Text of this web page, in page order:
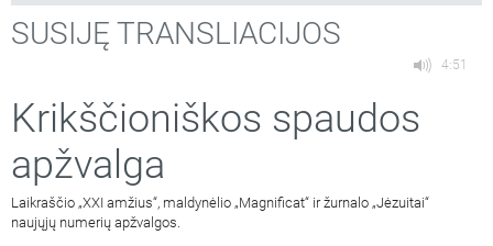
SUSIJĘ TRANSLIACIJOS
4:51
Krikščioniškos spaudos
apžvalga
Laikraščio „XXI amžius“, maldynėlio „Magnificat“ ir žurnalo „Jėzuitai“
naujųjų numerių apžvalgos.